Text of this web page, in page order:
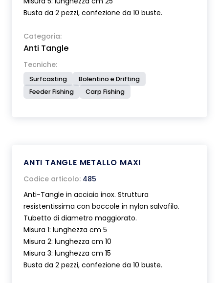
Busta da 2 pezzi, confezione da 10 buste.
Categoria:
Anti Tangle
Tecniche:
Surfcasting
Bolentino e Drifting
Feeder Fishing
Carp Fishing
ANTI TANGLE METALLO MAXI
Codice articolo: 485
Anti-Tangle in acciaio inox. Struttura
resistentissima con boccole in nylon salvafilo.
Tubetto di diametro maggiorato.
Misura 1: lunghezza cm 5
Misura 2: lunghezza cm 10
Misura 3: lunghezza cm 15
Busta da 2 pezzi, confezione da 10 buste.